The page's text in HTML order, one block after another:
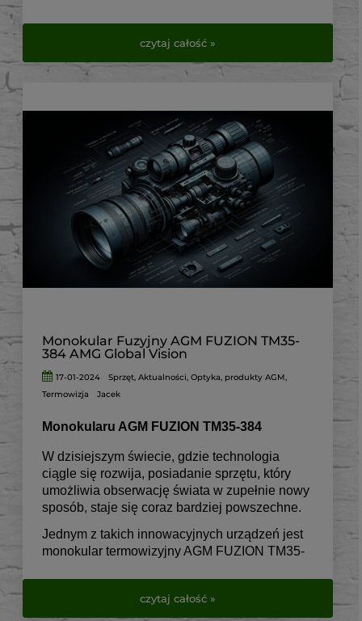
czytaj całość »
Monokular Fuzyjny AGM FUZION TM35-
384 AMG Global Vision
17-01-2024 Sprzęt,Aktualności,Optyka, produkty AGM,
Termowizja
Jacek
Monokularu AGM FUZION TM35-384
W dzisiejszym świecie, gdzie technologia
ciągle się rozwija, posiadanie sprzętu, który
umożliwia obserwację świata w zupełnie nowy
sposób, staje się coraz bardziej powszechne.
Jednym z takich innowacyjnych urządzeń jest
monokular termowizyjny AGM FUZION TM35-
czytaj całość »